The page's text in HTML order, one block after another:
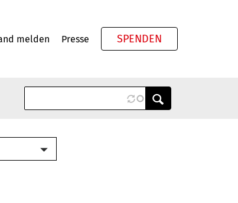
melden Presse SPENDEN